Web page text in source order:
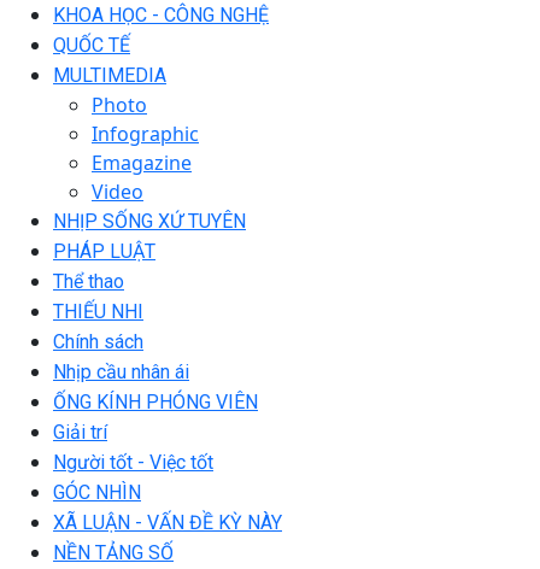
KHOA HỌC - CÔNG NGHỆ
QUỐC TẾ
MULTIMEDIA
Photo
Infographic
Emagazine
Video
NHỊP SỐNG XỨ TUYÊN
PHÁP LUẬT
Thể thao
THIẾU NHI
Chính sách
Nhịp cầu nhân ái
ỐNG KÍNH PHÓNG VIÊN
Giải trí
Người tốt - Việc tốt
GÓC NHÌN
XÃ LUẬN - VẤN ĐỀ KỲ NÀY
NỀN TẢNG SỐ